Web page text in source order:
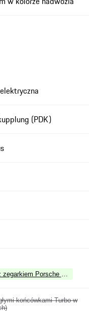
(PDK)
zegarkiem Porsche Design
końcówkami Turbo w